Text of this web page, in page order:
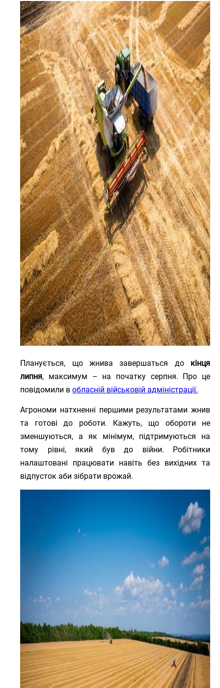
Планується, що жнива завершаться до кінця
липня, максимум – на початку серпня. Про це
повідомили вобласній військовій адміністрації.
Агрономи натхненні першими результатами жнив
та готові до роботи. Кажуть, що обороти не
зменшуються, а як мінімум, підтримуються на
тому рівні, який був до війни. Робітники
налаштовані працювати навіть без вихідних та
відпусток аби зібрати врожай.